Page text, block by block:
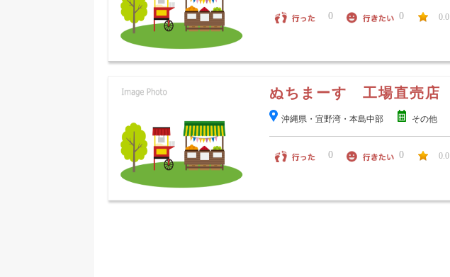
0 0 0.0
ぬちまーす 工場直売店
沖縄県・宜野湾・本島中部 その他
0 0 0.0